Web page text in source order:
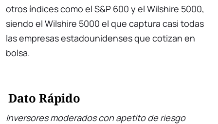
otros índices como el S&P 600 y el Wilshire 5000,
siendo el Wilshire 5000 el que captura casi todas
las empresas estadounidenses que cotizan en
bolsa.
Dato Rápido
Inversores moderados con apetito de riesgo